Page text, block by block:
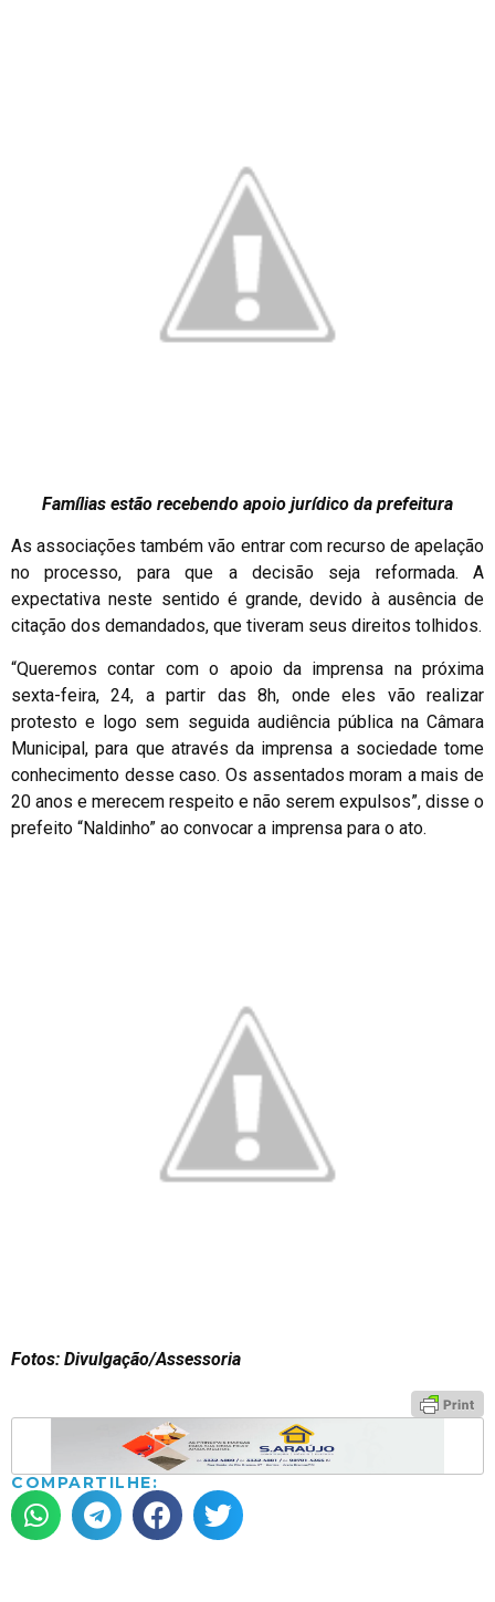
Famílias estão recebendo apoio jurídico da prefeitura
As associações também vão entrar com recurso de apelação
no processo, para que a decisão seja reformada. A
expectativa neste sentido é grande, devido à ausência de
citação dos demandados, que tiveram seus direitos tolhidos.
“Queremos contar com o apoio da imprensa na próxima
sexta-feira, 24, a partir das 8h, onde eles vão realizar
protesto e logo sem seguida audiência pública na Câmara
Municipal, para que através da imprensa a sociedade tome
conhecimento desse caso. Os assentados moram a mais de
20 anos e merecem respeito e não serem expulsos”, disse o
prefeito “Naldinho” ao convocar a imprensa para o ato.
Fotos: Divulgação/Assessoria
COMPARTILHE: